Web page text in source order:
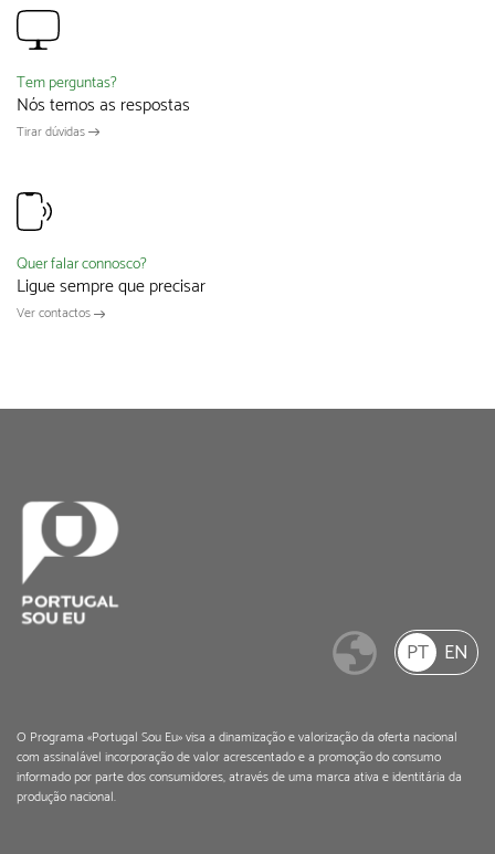
Tem perguntas?
Nós temos as respostas
Tirar dúvidas
Quer falar connosco?
Ligue sempre que precisar
Ver contactos
PT EN
O Programa «Portugal Sou Eu» visa a dinamização e valorização da oferta nacional
com assinalável incorporação de valor acrescentado e a promoção do consumo
informado por parte dos consumidores, através de uma marca ativa e identitária da
produção nacional.